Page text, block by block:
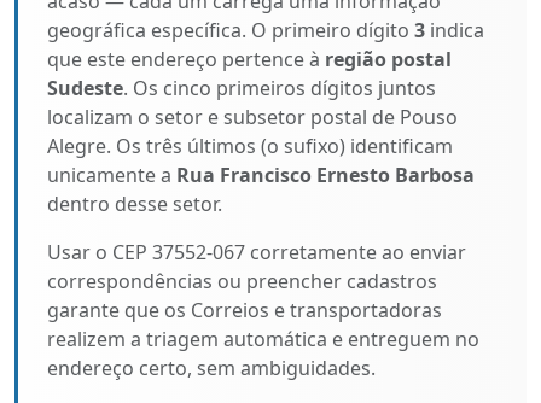
geográfica específica. O primeiro dígito 3 indica
que este endereço pertence à região postal
Sudeste. Os cinco primeiros dígitos juntos
localizam o setor e subsetor postal de Pouso
Alegre. Os três últimos (o sufixo) identificam
unicamente a Rua Francisco Ernesto Barbosa
dentro desse setor.
Usar o CEP 37552-067 corretamente ao enviar
correspondências ou preencher cadastros
garante que os Correios e transportadoras
realizem a triagem automática e entreguem no
endereço certo, sem ambiguidades.